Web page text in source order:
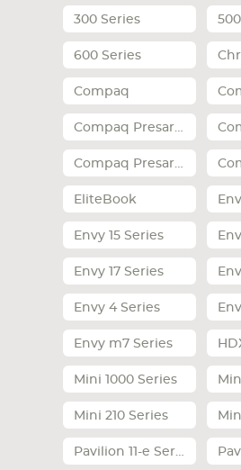
СМАРТФОНА КОМПЛЕКТУЮЩИЕ
300 Series
600 Series
Compaq
Compaq Presario a Series
Compaq Presario cq Series
EliteBook
Envy 15 Series
Envy 17 Series
Envy 4 Series
Envy m7 Series
Mini 1000 Series
Mini 210 Series
Pavilion 11-e Series